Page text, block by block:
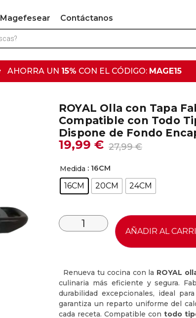
Magefesear Contáctanos
AHORRA UN 15% CON EL CÓDIGO: MAGE15
ROYAL Olla con Tapa
Compatible con Todo
Dispone de Fondo
27,99€
19,99 €
Medida : 16CM
16CM 20CM 24CM
AÑADIR AL
Renueva tu cocina con la ROYAL
culinaria más eficiente y segura.
durabilidad excepcionales, ideal
garantiza un reparto uniforme del
cada receta. Compatible con todo